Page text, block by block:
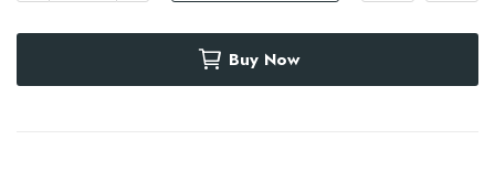
Buy Now